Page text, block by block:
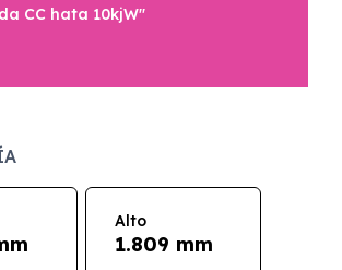
CC hata 10kjW"
Alto
1.809 mm